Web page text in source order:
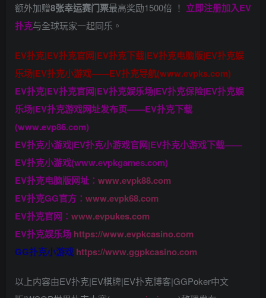
额外加赠8张幸运赛门票最高奖励1500倍 ！ 立即注册加入EV
扑克与全球玩家一起同乐。
EV扑克|EV扑克官网|EV扑克下载|EV扑克电脑版|EV扑克娱
乐场|EV扑克小游戏——EV扑克导航(www.evpks.com)
EV扑克|EV扑克官网|EV扑克娱乐场|EV扑克保险|EV扑克娱
乐场|EV扑克游戏网址发布页——EV扑克下载
(www.evp86.com)
EV扑克小游戏|EV扑克小游戏官网|EV扑克小游戏下载——
EV扑克小游戏(www.evpkgames.com)
EV扑克电脑版网址： www.evpk88.com
EV扑克GG官方： www.evpk68.com
EV扑克官网： www.evpukes.com
EV扑克娱乐场 https://www.evpkcasino.com
GG扑克小游戏 https://www.ggpkcasino.com
以上内容由EV扑克|EV棋牌|EV扑克博客|GGPoker中文